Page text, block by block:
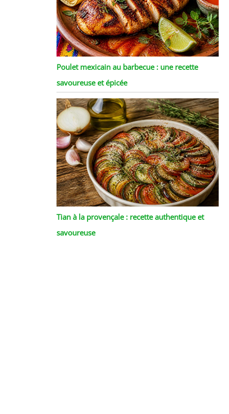
Poulet mexicain au barbecue : une recette
savoureuse et épicée
Tian à la provençale : recette authentique et
savoureuse